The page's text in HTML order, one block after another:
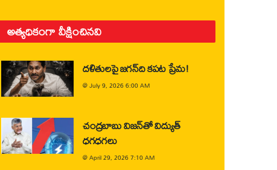
అత్యధికంగా వీక్షించినవి
దళితులపై జగన్‌ది కపట ప్రేమ!
@July 9, 2026 6:00 AM
చంద్రబాబు విజన్‌తో విద్యుత్
ధగధగలు
@April 29, 2026 7:10 AM